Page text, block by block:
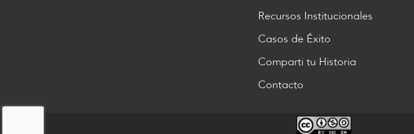
Recursos Institucionales
Casos de Éxito
Comparti tu Historia
Contacto